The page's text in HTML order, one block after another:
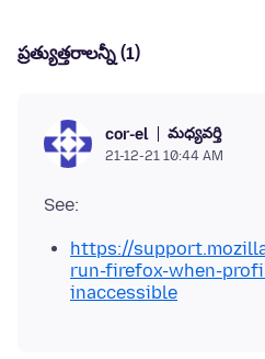
ప్రత్యుత్తరాలన్నీ (1)
cor-el మధ్యవర్తి
21-12-21 10:44 AM
https://
run-firefox-when-
inaccessible